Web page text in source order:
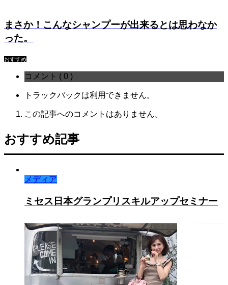
まさか！こんなシャンプーが出来るとは思わなか
った。
おすすめ
コメント ( 0 )
トラックバックは利用できません。
この記事へのコメントはありません。
おすすめ記事
メディア
ミセス日本グランプリスキルアップセミナー